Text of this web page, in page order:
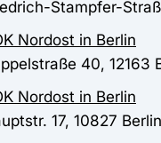
Stampfer-
Nordost in Berlin
40, 12163
Nordost in Berlin
17, 10827 Berlin